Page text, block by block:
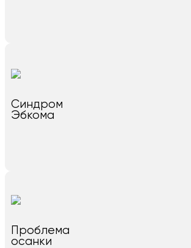
Синдром
Эбкома
Проблема
осанки